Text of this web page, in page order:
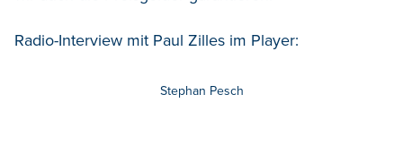
Radio-Interview mit Paul Zilles im Player:
Stephan Pesch